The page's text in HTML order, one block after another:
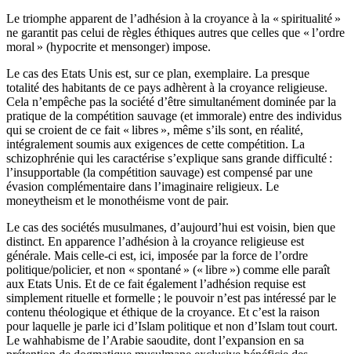
Le triomphe apparent de l’adhésion à la croyance à la « spiritualité »
ne garantit pas celui de règles éthiques autres que celles que « l’ordre
moral » (hypocrite et mensonger) impose.
Le cas des Etats Unis est, sur ce plan, exemplaire. La presque
totalité des habitants de ce pays adhèrent à la croyance religieuse.
Cela n’empêche pas la société d’être simultanément dominée par la
pratique de la compétition sauvage (et immorale) entre des individus
qui se croient de ce fait « libres », même s’ils sont, en réalité,
intégralement soumis aux exigences de cette compétition. La
schizophrénie qui les caractérise s’explique sans grande difficulté :
l’insupportable (la compétition sauvage) est compensé par une
évasion complémentaire dans l’imaginaire religieux. Le
moneytheism et le monothéisme vont de pair.
Le cas des sociétés musulmanes, d’aujourd’hui est voisin, bien que
distinct. En apparence l’adhésion à la croyance religieuse est
générale. Mais celle-ci est, ici, imposée par la force de l’ordre
politique/policier, et non « spontané » (« libre ») comme elle paraît
aux Etats Unis. Et de ce fait également l’adhésion requise est
simplement rituelle et formelle ; le pouvoir n’est pas intéressé par le
contenu théologique et éthique de la croyance. Et c’est la raison
pour laquelle je parle ici d’Islam politique et non d’Islam tout court.
Le wahhabisme de l’Arabie saoudite, dont l’expansion en sa